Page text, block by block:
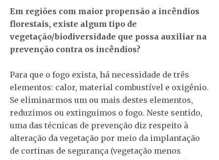
Em regiões com maior propensão a incêndios
florestais, existe algum tipo de
vegetação/biodiversidade que possa auxiliar na
prevenção contra os incêndios?
Para que o fogo exista, há necessidade de três
elementos: calor, material combustível e oxigênio.
Se eliminarmos um ou mais destes elementos,
reduzimos ou extinguimos o fogo. Neste sentido,
uma das técnicas de prevenção diz respeito à
alteração da vegetação por meio da implantação
de cortinas de segurança (vegetação menos